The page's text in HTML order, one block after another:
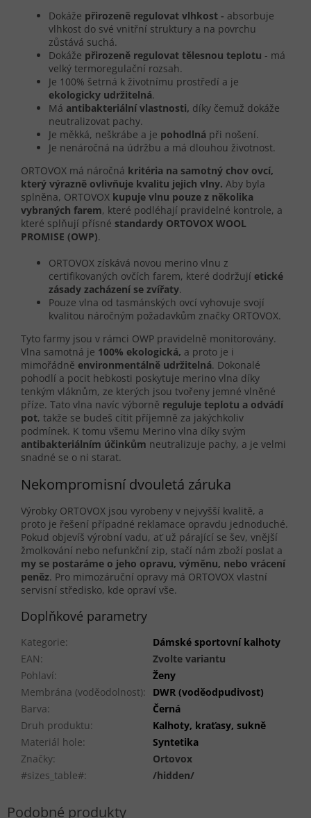
Dokáže přirozeně regulovat vlhkost - absorbuje
vlhkost do své vnitřní struktury a na povrchu
zůstává suchá.
Dokáže přirozeně regulovat tělesnou teplotu - má
velký termoregulační rozsah.
Je 100% šetrná k životnímu prostředí a je
ekologicky udržitelná.
Má antibakteriální vlastnosti, díky čemuž dokáže
neutralizovat pachy.
Je měkká, neškrábe a je pohodlná při nošení.
Je nenáročná na údržbu a má dlouhou životnost.
ORTOVOX má náročná kritéria na samotný chov ovcí,
který výrazně ovlivňuje kvalitu jejich vlny. Aby byla
splněna, ORTOVOX kupuje vlnu pouze z několika
vybraných farem, které podléhají pravidelné kontrole, a
které splňují přísné standardy ORTOVOX WOOL
PROMISE (OWP).
ORTOVOX získává novou merino vlnu z
certifikovaných ovčích farem, které dodržují etické
zásady zacházení se zvířaty.
Pouze vlna od tasmánských ovcí vyhovuje svojí
kvalitou náročným požadavkům značky ORTOVOX.
Tyto farmy jsou v rámci OWP pravidelně monitorovány.
Vlna samotná je 100% ekologická, a proto je i
mimořádně environmentálně udržitelná. Dokonalé
pohodlí a pocit hebkosti poskytuje merino vlna díky
tenkým vláknům, ze kterých jsou tvořeny jemné vlněné
příze. Tato vlna navíc výborně reguluje teplotu a odvádí
pot, takže se budeš cítit příjemně za jakýchkoliv
podmínek. K tomu všemu Merino vlna díky svým
antibakteriálním účinkům neutralizuje pachy, a je velmi
snadné se o ni starat.
Nekompromisní dvouletá záruka
Výrobky ORTOVOX jsou vyrobeny v nejvyšší kvalitě, a
proto je řešení případné reklamace opravdu jednoduché.
Pokud objevíš výrobní vadu, ať už párající se šev, vnější
žmolkování nebo nefunkční zip, stačí nám zboží poslat a
my se postaráme o jeho opravu, výměnu, nebo vrácení
peněz. Pro mimozáruční opravy má ORTOVOX vlastní
servisní středisko, kde opraví vše.
Doplňkové parametry
Kategorie:
Dámské sportovní kalhoty
EAN:
Zvolte variantu
Pohlaví:
Ženy
Membrána (voděodolnost):
DWR (voděodpudivost)
Barva:
Černá
Druh produktu:
Kalhoty, kraťasy, sukně
Materiál hole:
Syntetika
Značky:
Ortovox
#sizes_table#: /hidden/